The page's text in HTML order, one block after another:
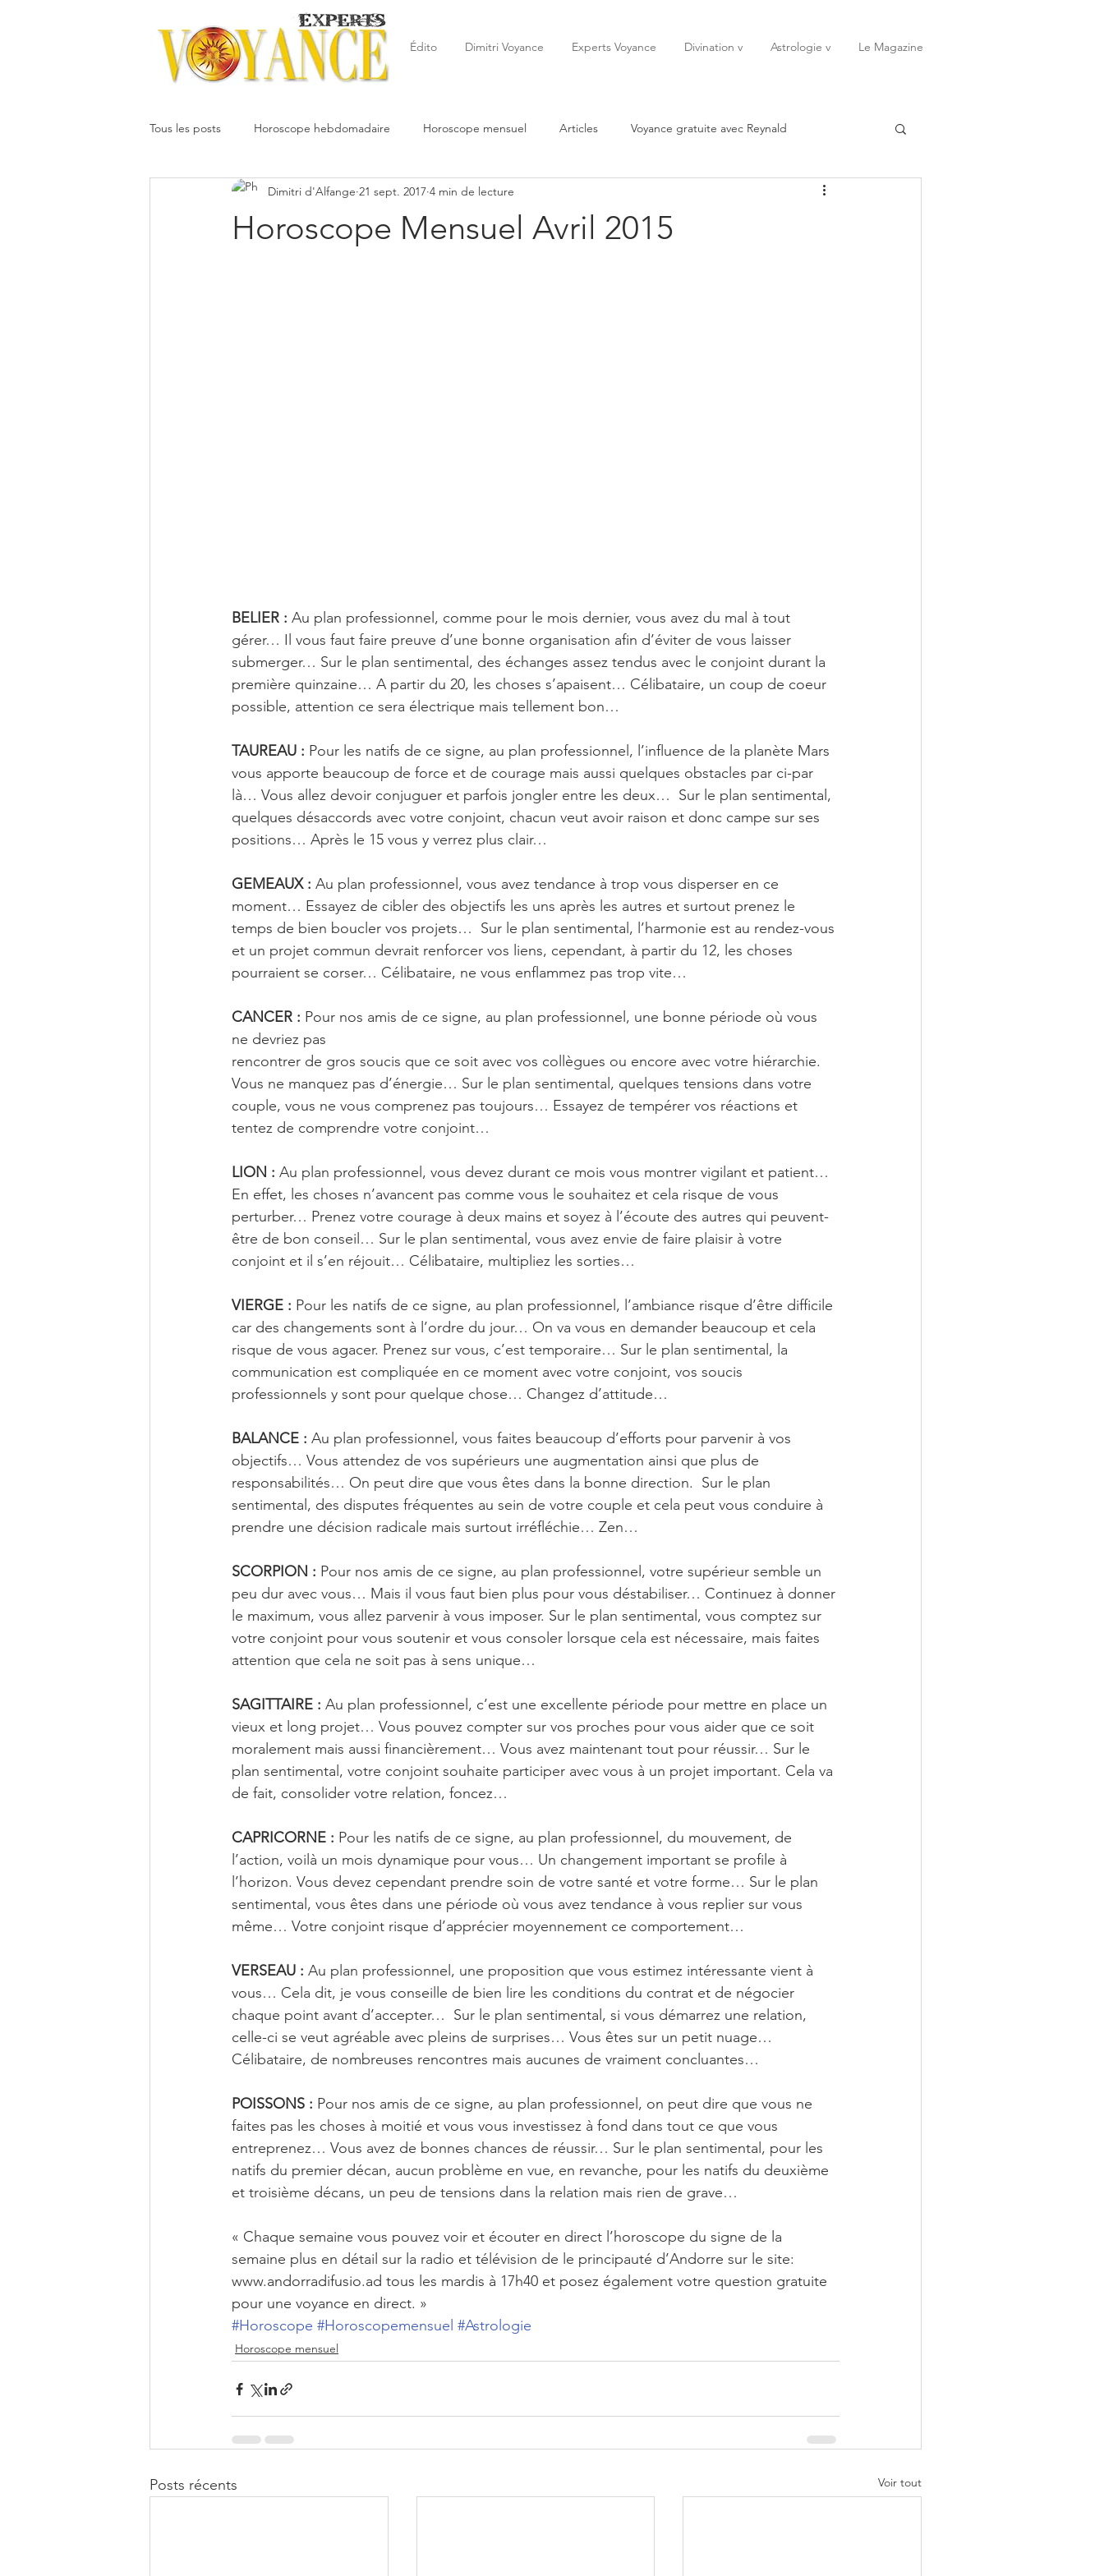
Édito Dimitri Voyance Experts Voyance Divination v Astrologie v Le Magazine
Tous les posts Horoscope hebdomadaire Horoscope mensuel Articles Voyance gratuite avec Reynald
Votre communauté Horoscope de la semaine Astrologie
Horoscope Mensuel Avril 2015
Dimitri d'Alfange 21 sept. 2017 4 min de lecture
BELIER : Au plan professionnel, comme pour le mois dernier, vous avez du mal à tout
gérer… Il vous faut faire preuve d’une bonne organisation afin d’éviter de vous laisser
submerger… Sur le plan sentimental, des échanges assez tendus avec le conjoint durant la
première quinzaine… A partir du 20, les choses s’apaisent… Célibataire, un coup de coeur
possible, attention ce sera électrique mais tellement bon…
TAUREAU : Pour les natifs de ce signe, au plan professionnel, l’influence de la planète Mars
vous apporte beaucoup de force et de courage mais aussi quelques obstacles par ci-par
là… Vous allez devoir conjuguer et parfois jongler entre les deux…  Sur le plan sentimental,
quelques désaccords avec votre conjoint, chacun veut avoir raison et donc campe sur ses
positions… Après le 15 vous y verrez plus clair…
GEMEAUX : Au plan professionnel, vous avez tendance à trop vous disperser en ce
moment… Essayez de cibler des objectifs les uns après les autres et surtout prenez le
temps de bien boucler vos projets…  Sur le plan sentimental, l’harmonie est au rendez-vous
et un projet commun devrait renforcer vos liens, cependant, à partir du 12, les choses
pourraient se corser… Célibataire, ne vous enflammez pas trop vite…
CANCER : Pour nos amis de ce signe, au plan professionnel, une bonne période où vous
ne devriez pas
rencontrer de gros soucis que ce soit avec vos collègues ou encore avec votre hiérarchie.
Vous ne manquez pas d’énergie… Sur le plan sentimental, quelques tensions dans votre
couple, vous ne vous comprenez pas toujours… Essayez de tempérer vos réactions et
tentez de comprendre votre conjoint…
LION : Au plan professionnel, vous devez durant ce mois vous montrer vigilant et patient…
En effet, les choses n’avancent pas comme vous le souhaitez et cela risque de vous
perturber… Prenez votre courage à deux mains et soyez à l’écoute des autres qui peuvent-
être de bon conseil… Sur le plan sentimental, vous avez envie de faire plaisir à votre
conjoint et il s’en réjouit… Célibataire, multipliez les sorties…
VIERGE : Pour les natifs de ce signe, au plan professionnel, l’ambiance risque d’être difficile
car des changements sont à l’ordre du jour… On va vous en demander beaucoup et cela
risque de vous agacer. Prenez sur vous, c’est temporaire… Sur le plan sentimental, la
communication est compliquée en ce moment avec votre conjoint, vos soucis
professionnels y sont pour quelque chose… Changez d’attitude…
BALANCE : Au plan professionnel, vous faites beaucoup d’efforts pour parvenir à vos
objectifs… Vous attendez de vos supérieurs une augmentation ainsi que plus de
responsabilités… On peut dire que vous êtes dans la bonne direction.  Sur le plan
sentimental, des disputes fréquentes au sein de votre couple et cela peut vous conduire à
prendre une décision radicale mais surtout irréfléchie… Zen…
SCORPION : Pour nos amis de ce signe, au plan professionnel, votre supérieur semble un
peu dur avec vous… Mais il vous faut bien plus pour vous déstabiliser… Continuez à donner
le maximum, vous allez parvenir à vous imposer. Sur le plan sentimental, vous comptez sur
votre conjoint pour vous soutenir et vous consoler lorsque cela est nécessaire, mais faites
attention que cela ne soit pas à sens unique…
SAGITTAIRE : Au plan professionnel, c’est une excellente période pour mettre en place un
vieux et long projet… Vous pouvez compter sur vos proches pour vous aider que ce soit
moralement mais aussi financièrement… Vous avez maintenant tout pour réussir… Sur le
plan sentimental, votre conjoint souhaite participer avec vous à un projet important. Cela va
de fait, consolider votre relation, foncez…
CAPRICORNE : Pour les natifs de ce signe, au plan professionnel, du mouvement, de
l’action, voilà un mois dynamique pour vous… Un changement important se profile à
l’horizon. Vous devez cependant prendre soin de votre santé et votre forme… Sur le plan
sentimental, vous êtes dans une période où vous avez tendance à vous replier sur vous
même… Votre conjoint risque d’apprécier moyennement ce comportement…
VERSEAU : Au plan professionnel, une proposition que vous estimez intéressante vient à
vous… Cela dit, je vous conseille de bien lire les conditions du contrat et de négocier
chaque point avant d’accepter…  Sur le plan sentimental, si vous démarrez une relation,
celle-ci se veut agréable avec pleins de surprises… Vous êtes sur un petit nuage…
Célibataire, de nombreuses rencontres mais aucunes de vraiment concluantes…
POISSONS : Pour nos amis de ce signe, au plan professionnel, on peut dire que vous ne
faites pas les choses à moitié et vous vous investissez à fond dans tout ce que vous
entreprenez… Vous avez de bonnes chances de réussir… Sur le plan sentimental, pour les
natifs du premier décan, aucun problème en vue, en revanche, pour les natifs du deuxième
et troisième décans, un peu de tensions dans la relation mais rien de grave…
« Chaque semaine vous pouvez voir et écouter en direct l’horoscope du signe de la
semaine plus en détail sur la radio et télévision de le principauté d’Andorre sur le site:
www.andorradifusio.ad tous les mardis à 17h40 et posez également votre question gratuite
pour une voyance en direct. »
#Horoscope #Horoscopemensuel #Astrologie
Horoscope mensuel
Posts récents Voir tout